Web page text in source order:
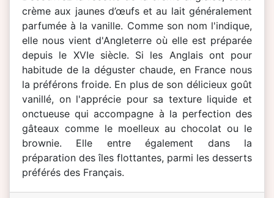
crème aux jaunes d’œufs et au lait généralement
parfumée à la vanille. Comme son nom l'indique,
elle nous vient d'Angleterre où elle est préparée
depuis le XVIe siècle. Si les Anglais ont pour
habitude de la déguster chaude, en France nous
la préférons froide. En plus de son délicieux goût
vanillé, on l'apprécie pour sa texture liquide et
onctueuse qui accompagne à la perfection des
gâteaux comme le moelleux au chocolat ou le
brownie. Elle entre également dans la
préparation des îles flottantes, parmi les desserts
préférés des Français.